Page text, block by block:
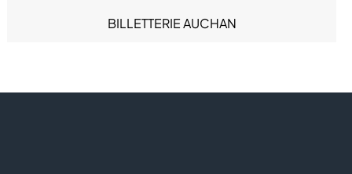
BILLETTERIE AUCHAN
BONOBO
Sport (2)